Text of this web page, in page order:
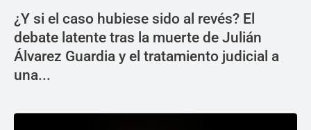
¿Y si el caso hubiese sido al revés? El
debate latente tras la muerte de Julián
Álvarez Guardia y el tratamiento judicial a
una...